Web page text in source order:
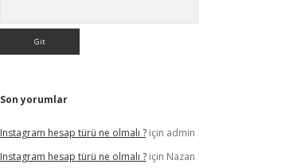
Son yorumlar
Instagram hesap türü ne olmalı ?için admin
Instagram hesap türü ne olmalı ?için Nazan